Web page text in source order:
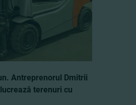
Antreprenorul Dmitrii
terenuri cu